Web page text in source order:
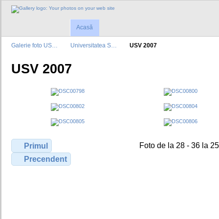
Acasă
Galerie foto US… Universitatea S… USV 2007
USV 2007
Primul
Precendent
Foto de la 28 - 36 la